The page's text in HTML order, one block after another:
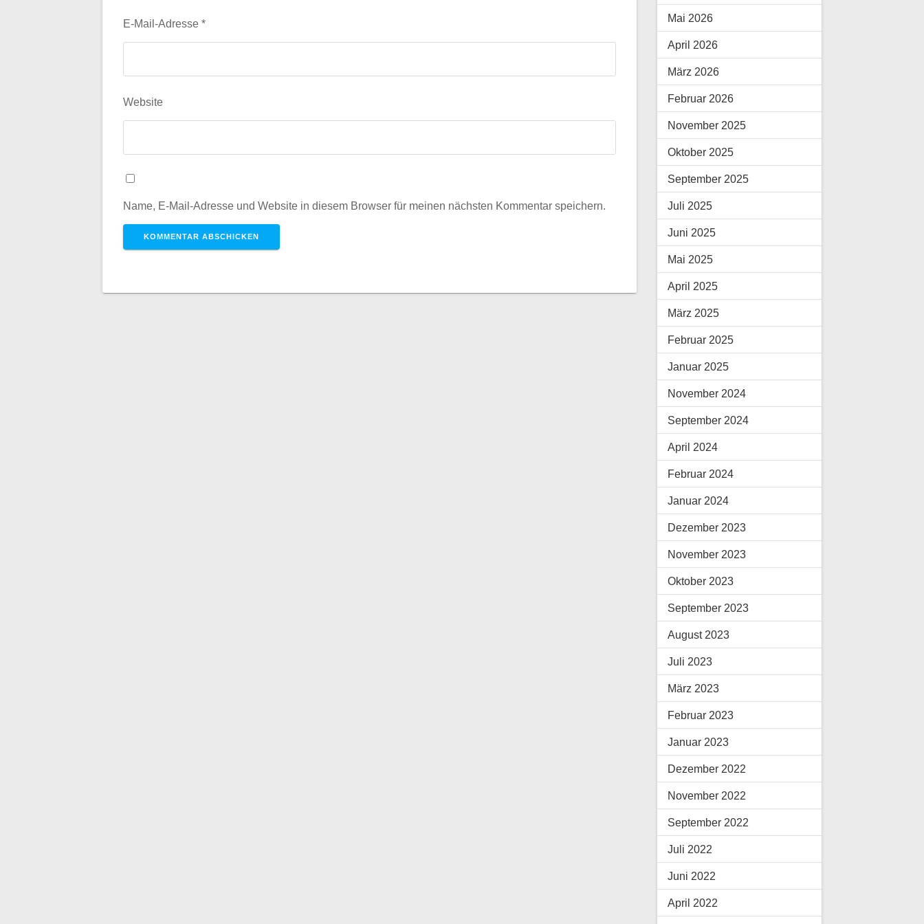
E-Mail-Adresse*
Website
Name, E-Mail-Adresse und Website in diesem Browser für meinen nächsten Kommentar speichern.
Mai 2026
April 2026
März 2026
Februar 2026
November 2025
Oktober 2025
September 2025
Juli 2025
Juni 2025
Mai 2025
April 2025
März 2025
Februar 2025
Januar 2025
November 2024
September 2024
April 2024
Februar 2024
Januar 2024
Dezember 2023
November 2023
Oktober 2023
September 2023
August 2023
Juli 2023
März 2023
Februar 2023
Januar 2023
Dezember 2022
November 2022
September 2022
Juli 2022
Juni 2022
April 2022